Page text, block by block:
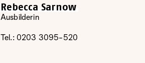
Rebecca Sarnow
Ausbilderin
Tel.: 0203 3095-520